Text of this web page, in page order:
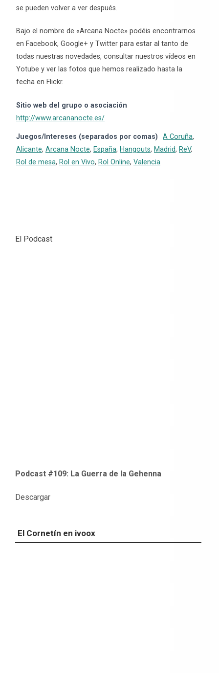
se pueden volver a ver después.
Bajo el nombre de «Arcana Nocte» podéis encontrarnos
en Facebook, Google+ y Twitter para estar al tanto de
todas nuestras novedades, consultar nuestros vídeos en
Yotube y ver las fotos que hemos realizado hasta la
fecha en Flickr.
Sitio web del grupo o asociación
http://www.arcananocte.es/
Juegos/Intereses (separados por comas) A Coruña,
Alicante, Arcana Nocte, España, Hangouts, Madrid, ReV,
Rol de mesa, Rol en Vivo, Rol Online, Valencia
El Podcast
Podcast #109: La Guerra de la Gehenna
Descargar
El Cornetín en ivoox